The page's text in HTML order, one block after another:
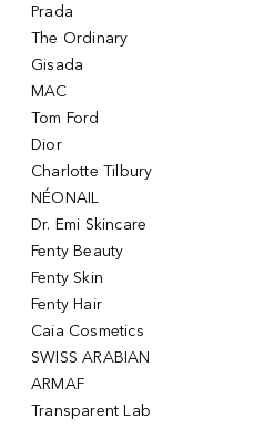
Prada
The Ordinary
Gisada
MAC
Tom Ford
Dior
Charlotte Tilbury
NÉONAIL
Dr. Emi Skincare
Fenty Beauty
Fenty Skin
Fenty Hair
Caia Cosmetics
SWISS ARABIAN
ARMAF
Transparent Lab